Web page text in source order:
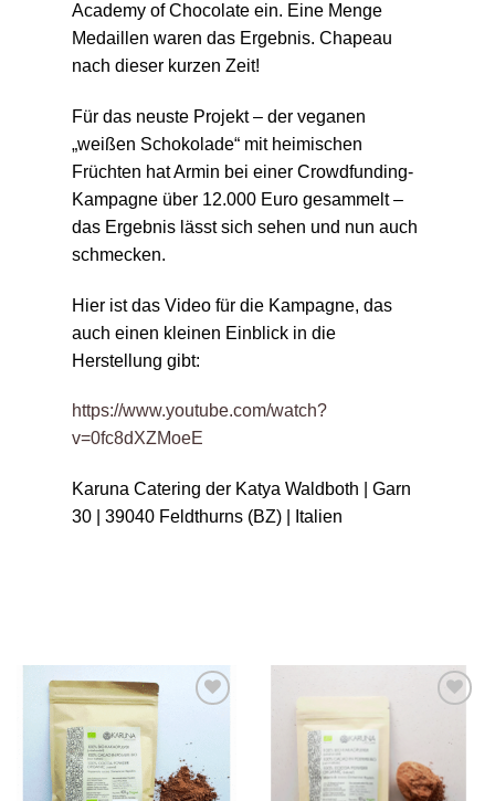
Academy of Chocolate ein. Eine Menge
Medaillen waren das Ergebnis. Chapeau
nach dieser kurzen Zeit!
Für das neuste Projekt – der veganen
„weißen Schokolade“ mit heimischen
Früchten hat Armin bei einer Crowdfunding-
Kampagne über 12.000 Euro gesammelt –
das Ergebnis lässt sich sehen und nun auch
schmecken.
Hier ist das Video für die Kampagne, das
auch einen kleinen Einblick in die
Herstellung gibt:
https://www.youtube.com/watch?
v=0fc8dXZMoeE
Karuna Catering der Katya Waldboth | Garn
30 | 39040 Feldthurns (BZ) | Italien